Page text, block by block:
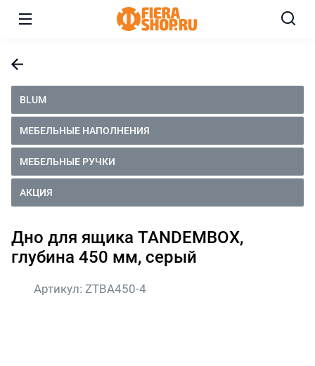
BLUM
МЕБЕЛЬНЫЕ НАПОЛНЕНИЯ
МЕБЕЛЬНЫЕ РУЧКИ
АКЦИЯ
Дно для ящика TANDEMBOX,
глубина 450 мм, серый
Артикул: ZTBA450-4